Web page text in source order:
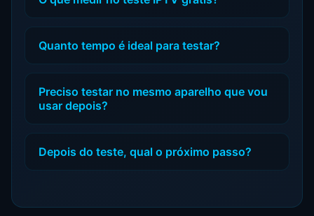
Quanto tempo é ideal para testar?
Preciso testar no mesmo aparelho que vou
usar depois?
Depois do teste, qual o próximo passo?